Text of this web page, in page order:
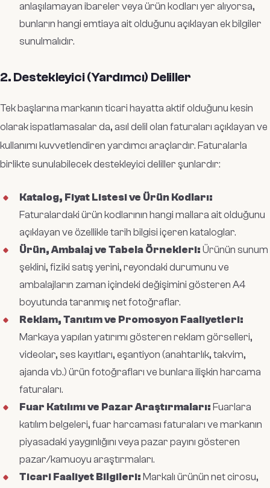
anlaşılamayan ibareler veya ürün kodları yer alıyorsa,
bunların hangi emtiaya ait olduğunu açıklayan ek bilgiler
sunulmalıdır.
2. Destekleyici (Yardımcı) Deliller
Tek başlarına markanın ticari hayatta aktif olduğunu kesin
olarak ispatlamasalar da, asıl delil olan faturaları açıklayan ve
kullanımı kuvvetlendiren yardımcı araçlardır. Faturalarla
birlikte sunulabilecek destekleyici deliller şunlardır:
Katalog, Fiyat Listesi ve Ürün Kodları:
Faturalardaki ürün kodlarının hangi mallara ait olduğunu
açıklayan ve özellikle tarih bilgisi içeren kataloglar.
Ürün, Ambalaj ve Tabela Örnekleri: Ürünün sunum
şeklini, fiziki satış yerini, reyondaki durumunu ve
ambalajların zaman içindeki değişimini gösteren A4
boyutunda taranmış net fotoğraflar.
Reklam, Tanıtım ve Promosyon Faaliyetleri:
Markaya yapılan yatırımı gösteren reklam görselleri,
videolar, ses kayıtları, eşantiyon (anahtarlık, takvim,
ajanda vb.) ürün fotoğrafları ve bunlara ilişkin harcama
faturaları.
Fuar Katılımı ve Pazar Araştırmaları: Fuarlara
katılım belgeleri, fuar harcaması faturaları ve markanın
piyasadaki yaygınlığını veya pazar payını gösteren
pazar/kamuoyu araştırmaları.
Ticari Faaliyet Bilgileri: Markalı ürünün net cirosu,